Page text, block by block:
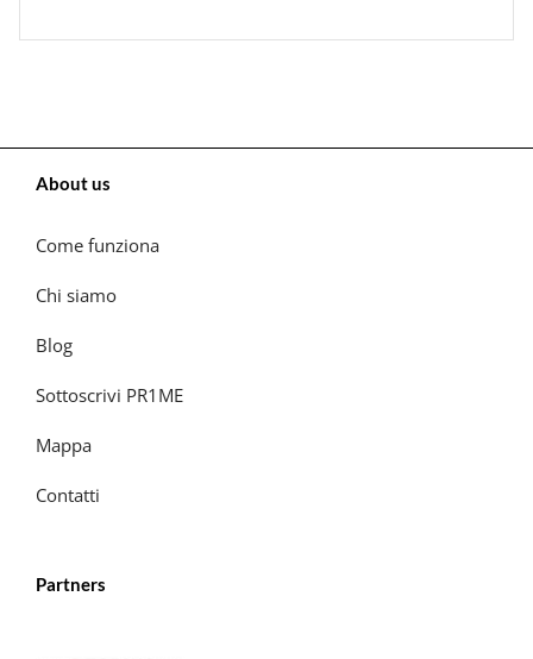
About us
Come funziona
Chi siamo
Blog
Sottoscrivi PR1ME
Mappa
Contatti
Partners